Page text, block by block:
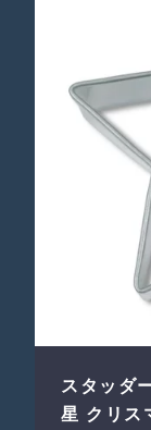
スタッダ
星 クリス